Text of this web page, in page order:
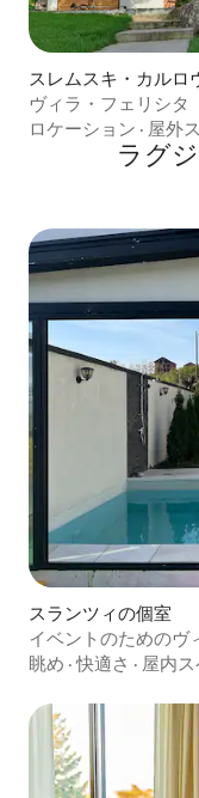
スレムスキ・カルロ
ヴィラ・フェリシタ
ロケーション · 屋外
ラグ
スランツィの個室
イベントのためのヴ
眺め ·快適さ · 屋内